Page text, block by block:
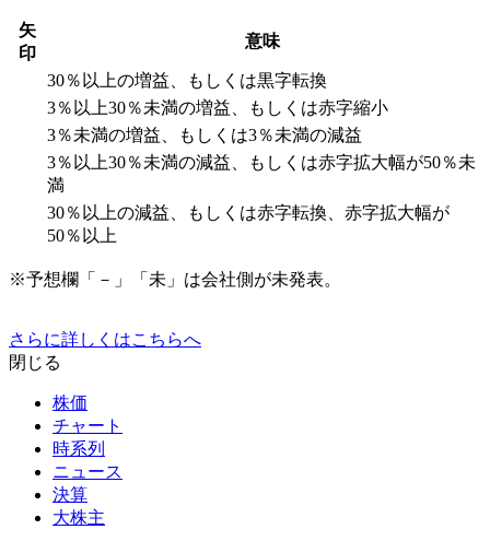
矢
印
意味
30％以上の増益、もしくは黒字転換
3％以上30％未満の増益、もしくは赤字縮小
3％未満の増益、もしくは3％未満の減益
3％以上30％未満の減益、もしくは赤字拡大幅が50％未
満
30％以上の減益、もしくは赤字転換、赤字拡大幅が
50％以上
※予想欄「－」「未」は会社側が未発表。
さらに詳しくはこちらへ
閉じる
株価
チャート
時系列
ニュース
決算
大株主